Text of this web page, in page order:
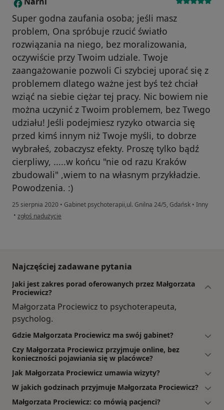
Super godna zaufania osoba; jeśli masz
problem, Ona spróbuje rzucić światło
rozwiązania na niego, bez moralizowania,
oczywiście przy Twoim udziale. Twoje
zaangażowanie pozwoli Ci szybciej uporać się z
problemem dlatego ważne jest byś też chciał
wziąć na siebie ciężar tej pracy. Nic bowiem nie
można uczynić z Twoim problemem, bez Twego
udziału! Jeśli podejmiesz ryzyko otwarcia się
przed kimś innym niż Twoje myśli, to dobrze
wybrałeś, zobaczysz efekty. Proszę tylko bądź
cierpliwy, .....w końcu "nie od razu Kraków
zbudowali" ,wiem to na własnym przykładzie.
Powodzenia. :)
25 sierpnia 2020 • Gabinet psychoterapii,ul. Gnilna 24/5, Gdańsk • Inny
• w opinii użytkownika Narni
zgłoś nadużycie
Najczęściej zadawane pytania
Jaki jest zakres porad oferowanych przez Małgorzata
Prociewicz?
Małgorzata Prociewicz to psychoterapeuta,
psycholog.
Gdzie Małgorzata Prociewicz ma swój gabinet?
Czy Małgorzata Prociewicz przyjmuje online, bez
konieczności pojawiania się w placówce?
Jak Małgorzata Prociewicz umawia wizyty?
W jakich godzinach przyjmuje Małgorzata Prociewicz?
Małgorzata Prociewicz: co mówią pacjenci?